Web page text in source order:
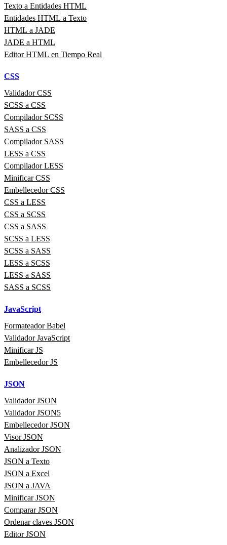
Texto a Entidades HTML
Entidades HTML a Texto
HTML a JADE
JADE a HTML
Editor HTML en Tiempo Real
CSS
Validador CSS
SCSS a CSS
Compilador SCSS
SASS a CSS
Compilador SASS
LESS a CSS
Compilador LESS
Minificar CSS
Embellecedor CSS
CSS a LESS
CSS a SCSS
CSS a SASS
SCSS a LESS
SCSS a SASS
LESS a SCSS
LESS a SASS
SASS a SCSS
JavaScript
Formateador Babel
Validador JavaScript
Minificar JS
Embellecedor JS
JSON
Validador JSON
Validador JSON5
Embellecedor JSON
Visor JSON
Analizador JSON
JSON a Texto
JSON a Excel
JSON a JAVA
Minificar JSON
Comparar JSON
Ordenar claves JSON
Editor JSON